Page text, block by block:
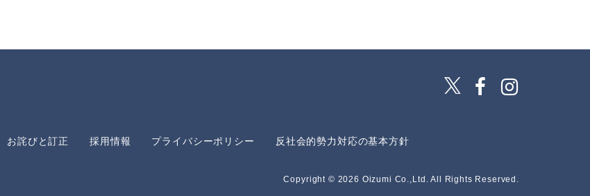
お詫びと訂正 採用情報 プライバシーポリシー 反社会的勢力対応の基本方針
Copyright © 2026 Oizumi Co.,Ltd. All Rights Reserved.